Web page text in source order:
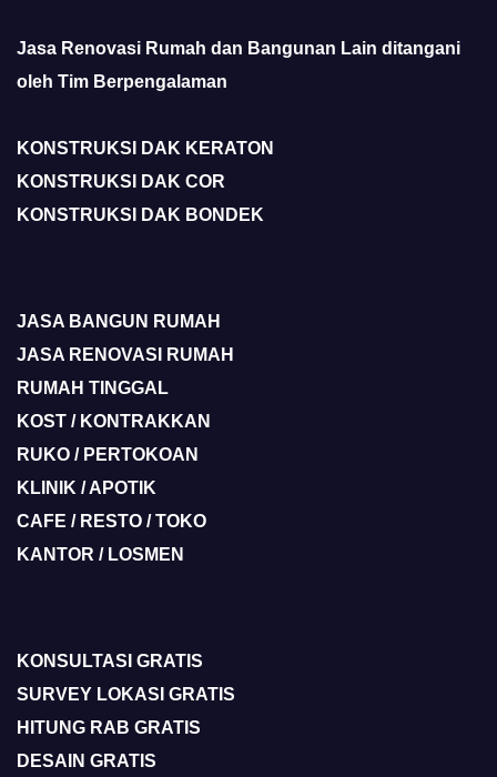
Jasa Renovasi Rumah dan Bangunan Lain ditangani
oleh Tim Berpengalaman
KONSTRUKSI DAK KERATON
KONSTRUKSI DAK COR
KONSTRUKSI DAK BONDEK
JASA BANGUN RUMAH
JASA RENOVASI RUMAH
RUMAH TINGGAL
KOST / KONTRAKKAN
RUKO / PERTOKOAN
KLINIK / APOTIK
CAFE / RESTO / TOKO
KANTOR / LOSMEN
KONSULTASI GRATIS
SURVEY LOKASI GRATIS
HITUNG RAB GRATIS
DESAIN GRATIS